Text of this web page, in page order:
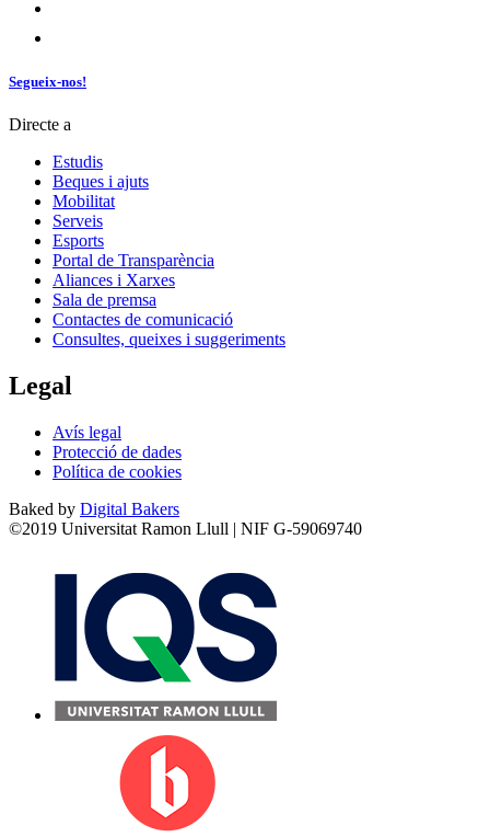
Segueix-nos!
Directe a
Estudis
Beques i ajuts
Mobilitat
Serveis
Esports
Portal de Transparència
Aliances i Xarxes
Sala de premsa
Contactes de comunicació
Consultes, queixes i suggeriments
Legal
Avís legal
Protecció de dades
Política de cookies
Baked by Digital Bakers
©2019 Universitat Ramon Llull | NIF G-59069740